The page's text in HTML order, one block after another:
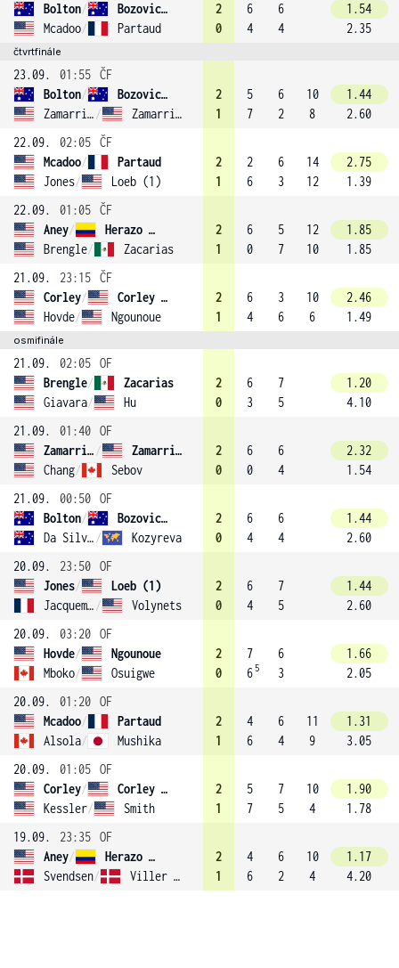
Bolton/
Bozovic (3)
Mcadoo/ Partaud
2
0
6
4
6
4
1.54
2.35
čtvrtfinále
23.09. 01:55 ČF
Bolton/
Bozovic (3)
Zamarripa / Zamarripa
2
1
5
7
6
2
10
8
1.44
2.60
22.09.
02:05 ČF
Mcadoo/
Partaud
Jones/ Loeb (1)
2
1
2
6
6
3
14
12
2.75
1.39
22.09.
01:05 ČF
Aney/
Herazo Gonzalez (2)
Brengle/ Zacarias
2
1
6
0
5
7
12
10
1.85
1.85
21.09.
23:15 ČF
Corley/
Corley (4)
Hovde/ Ngounoue
2
1
6
4
3
6
10
6
2.46
1.49
osmifinále
21.09. 02:05 OF
Brengle/
Zacarias
Giavara/ Hu
2
0
6
3
7
5
1.20
4.10
21.09.
01:40 OF
Zamarripa /
Zamarripa
Chang/ Sebov
2
0
6
0
6
4
2.32
1.54
21.09.
00:50 OF
Bolton/
Bozovic (3)
Da Silva Fick / Kozyreva
2
0
6
4
6
4
1.44
2.60
20.09.
23:50 OF
Jones/
Loeb (1)
Jacquemot / Volynets
2
0
6
4
7
5
1.44
2.60
20.09.
03:20 OF
Hovde/
Ngounoue
Mboko/ Osuigwe
2
0
7
6 5
6
3
1.66
2.05
20.09.
01:20 OF
Mcadoo/
Partaud
Alsola/ Mushika
2
1
4
6
6
4
11
9
1.31
3.05
20.09.
01:05 OF
Corley/
Corley (4)
Kessler/ Smith
2
1
5
7
7
5
10
4
1.90
1.78
19.09.
23:35 OF
Aney/
Herazo Gonzalez (2)
Svendsen/ Viller Moller
2
1
4
6
6
2
10
4
1.17
4.20